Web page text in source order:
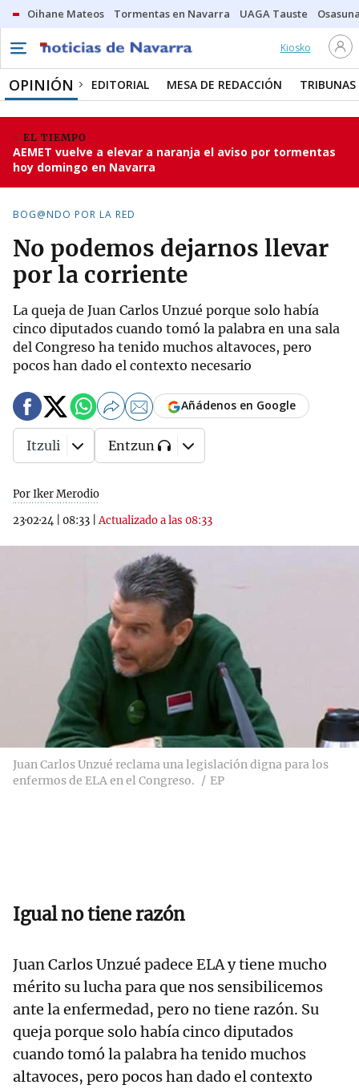
Oihane Mateos Tormentas en Navarra UAGA Tauste
Kiosko
OPINIÓN EDITORIAL MESA DE REDACCIÓN TRIBUNAS
EL TIEMPO
AEMET vuelve a elevar a naranja el aviso por tormentas
hoy domingo en Navarra
BOG@NDO POR LA RED
No podemos dejarnos llevar
por la corriente
La queja de Juan Carlos Unzué porque solo había
cinco diputados cuando tomó la palabra en una sala
del Congreso ha tenido muchos altavoces, pero
pocos han dado el contexto necesario
Por Iker Merodio
23·02·24
08:33 |Actualizado a las 08:33
Añádenos en Google
Itzuli Entzun
Juan Carlos Unzué reclama una legislación digna para los
enfermos de ELA en el Congreso.
EP
Igual no tiene razón
Juan Carlos Unzué padece ELA y tiene mucho
mérito su lucha para que nos sensibilicemos
ante la enfermedad, pero no tiene razón. Su
queja porque solo había cinco diputados
cuando tomó la palabra ha tenido muchos
altavoces, pero pocos han dado el contexto